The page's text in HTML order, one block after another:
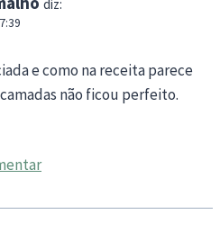
diz:
e como na receita parece
não ficou perfeito.